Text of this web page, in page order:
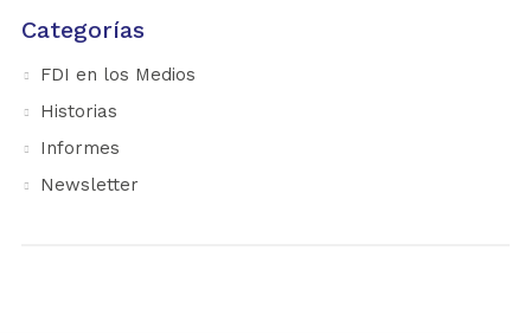
Categorías
FDI en los Medios
Historias
Informes
Newsletter